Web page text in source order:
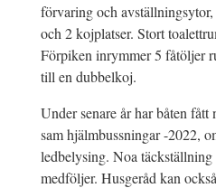
förvaring och
och 2 kojplatser. Stort
Förpiken inrymmer 5 fåtöljer
till en dubbelkoj.
Under senare år har båten fått
sam hjälmbussningar -2022,
ledbelysing. Noa täckställning
medföljer. Husgeråd kan